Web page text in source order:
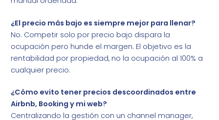
¿El precio más bajo es siempre mejor para llenar?
No. Competir solo por precio bajo dispara la
ocupación pero hunde el margen. El objetivo es la
rentabilidad por propiedad, no la ocupación al 100% a
cualquier precio.
¿Cómo evito tener precios descoordinados entre
Airbnb, Booking y mi web?
Centralizando la gestión con un channel manager,